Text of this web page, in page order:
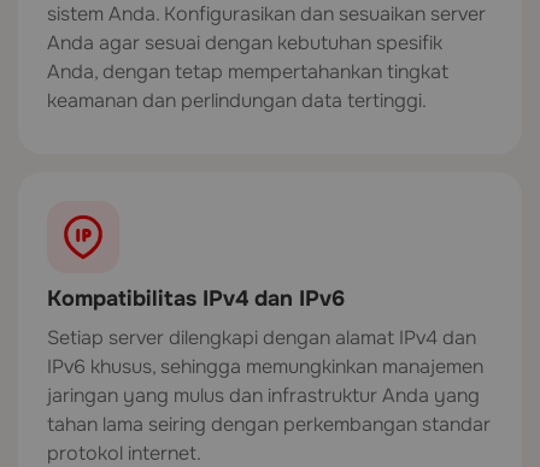
sistem Anda. Konfigurasikan dan sesuaikan server
Anda agar sesuai dengan kebutuhan spesifik
Anda, dengan tetap mempertahankan tingkat
keamanan dan perlindungan data tertinggi.
Kompatibilitas IPv4 dan IPv6
Setiap server dilengkapi dengan alamat IPv4 dan
IPv6 khusus, sehingga memungkinkan manajemen
jaringan yang mulus dan infrastruktur Anda yang
tahan lama seiring dengan perkembangan standar
protokol internet.